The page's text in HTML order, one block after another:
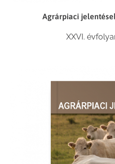
Agrárpiaci
XXVI.